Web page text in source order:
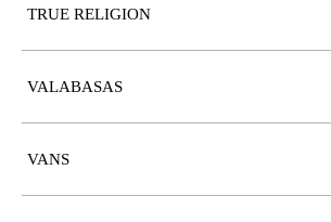
TRUE RELIGION
VALABASAS
VANS